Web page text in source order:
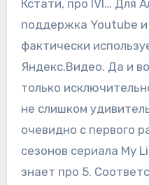
Кстати, про IVI… Для
поддержка Youtube
фактически
Яндекс.Видео. Да и
только
не слишком
очевидно с первого
сезонов сериала My
знает про 5.